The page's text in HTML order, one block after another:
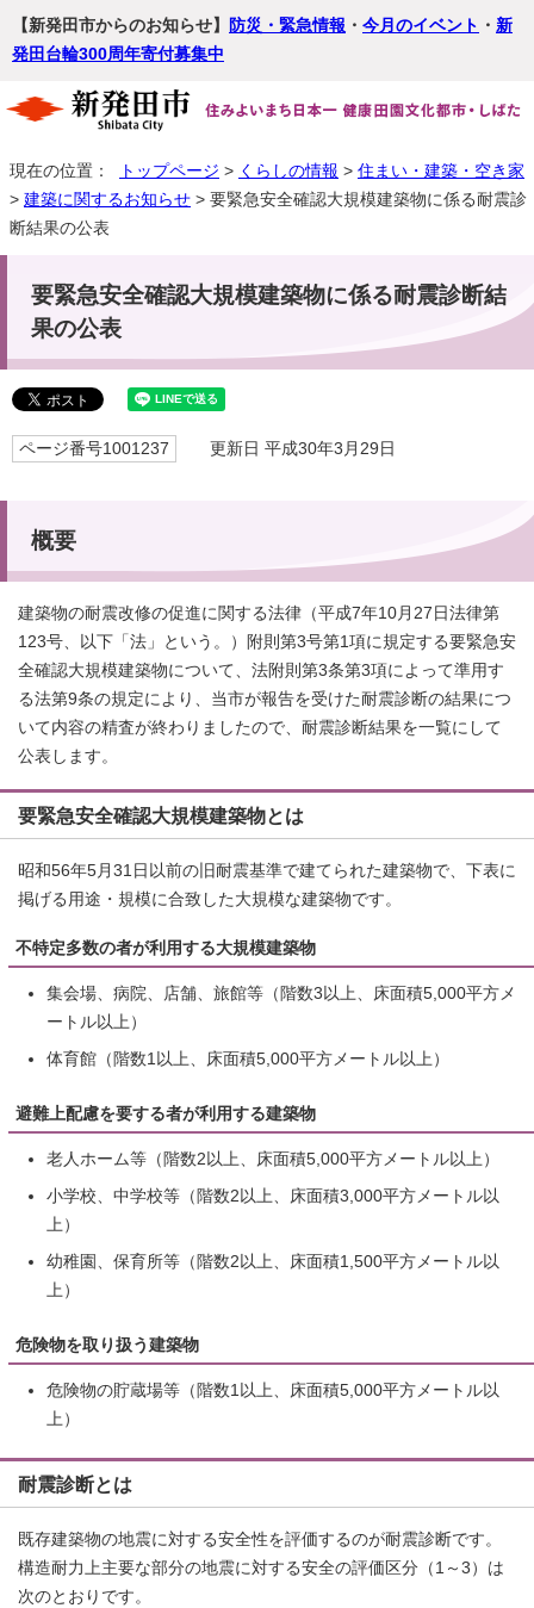
【新発田市からのお知らせ】 防災・緊急情報 ・ 今月のイベント ・ 新
発田台輪300周年寄付募集中
現在の位置： トップページ > くらしの情報 > 住まい・建築・空き家
> 建築に関するお知らせ > 要緊急安全確認大規模建築物に係る耐震診
断結果の公表
要緊急安全確認大規模建築物に係る耐震診断結
果の公表
ページ番号1001237 更新日 平成30年3月29日
概要
建築物の耐震改修の促進に関する法律（平成7年10月27日法律第
123号、以下「法」という。）附則第3号第1項に規定する要緊急安
全確認大規模建築物について、法附則第3条第3項によって準用す
る法第9条の規定により、当市が報告を受けた耐震診断の結果につ
いて内容の精査が終わりましたので、耐震診断結果を一覧にして
公表します。
要緊急安全確認大規模建築物とは
昭和56年5月31日以前の旧耐震基準で建てられた建築物で、下表に
掲げる用途・規模に合致した大規模な建築物です。
不特定多数の者が利用する大規模建築物
集会場、病院、店舗、旅館等（階数3以上、床面積5,000平方メ
ートル以上）
体育館（階数1以上、床面積5,000平方メートル以上）
避難上配慮を要する者が利用する建築物
老人ホーム等（階数2以上、床面積5,000平方メートル以上）
小学校、中学校等（階数2以上、床面積3,000平方メートル以
上）
幼稚園、保育所等（階数2以上、床面積1,500平方メートル以
上）
危険物を取り扱う建築物
危険物の貯蔵場等（階数1以上、床面積5,000平方メートル以
上）
耐震診断とは
既存建築物の地震に対する安全性を評価するのが耐震診断です。
構造耐力上主要な部分の地震に対する安全の評価区分（1～3）は
次のとおりです。